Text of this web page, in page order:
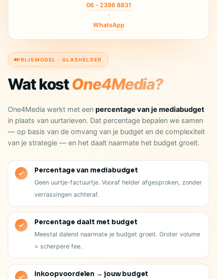
PRIJSMODEL · GLASHELDER
Wat kostOne4Media?
One4Media werkt met een percentage van je mediabudget
in plaats van uurtarieven. Dat percentage bepalen we samen
— op basis van de omvang van je budget en de complexiteit
van je strategie — en het daalt naarmate het budget groeit.
Percentage van mediabudget
Geen uurtje-factuurtje. Vooraf helder afgesproken, zonder
verrassingen achteraf.
Percentage daalt met budget
Meestal dalend naarmate je budget groeit. Groter volume
= scherpere fee.
Inkoopvoordelen → jouw budget
06 - 2396 8831
·
WhatsApp